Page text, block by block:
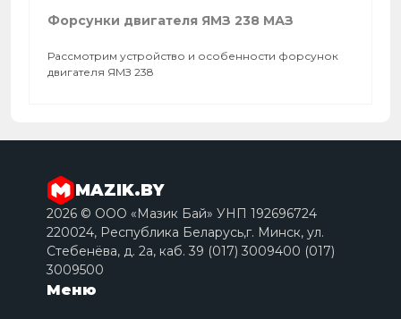
Форсунки двигателя ЯМЗ 238 МАЗ
Рассмотрим устройство и особенности форсунок
двигателя ЯМЗ 238
MAZIK.BY
2026 © ООО «Мазик Бай» УНП 192696724
220024, Республика Беларусь,г. Минск, ул.
Стебенёва, д. 2a, каб. 39 (017) 3009400 (017)
3009500
Меню